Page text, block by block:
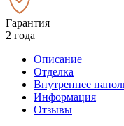
Гарантия
2 года
Описание
Отделка
Внутреннее
Информация
Отзывы